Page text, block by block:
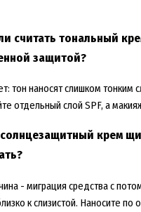
считать тональный
защитой?
тон наносят слишком тонким
отдельный слой SPF, а
крем
- миграция средства с
к слизистой. Наносите по